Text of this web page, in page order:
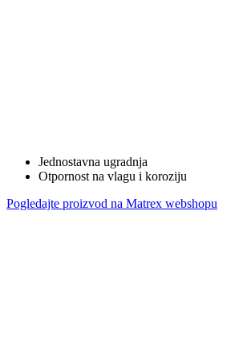
Jednostavna ugradnja
Otpornost na vlagu i koroziju
Pogledajte proizvod na Matrex webshopu